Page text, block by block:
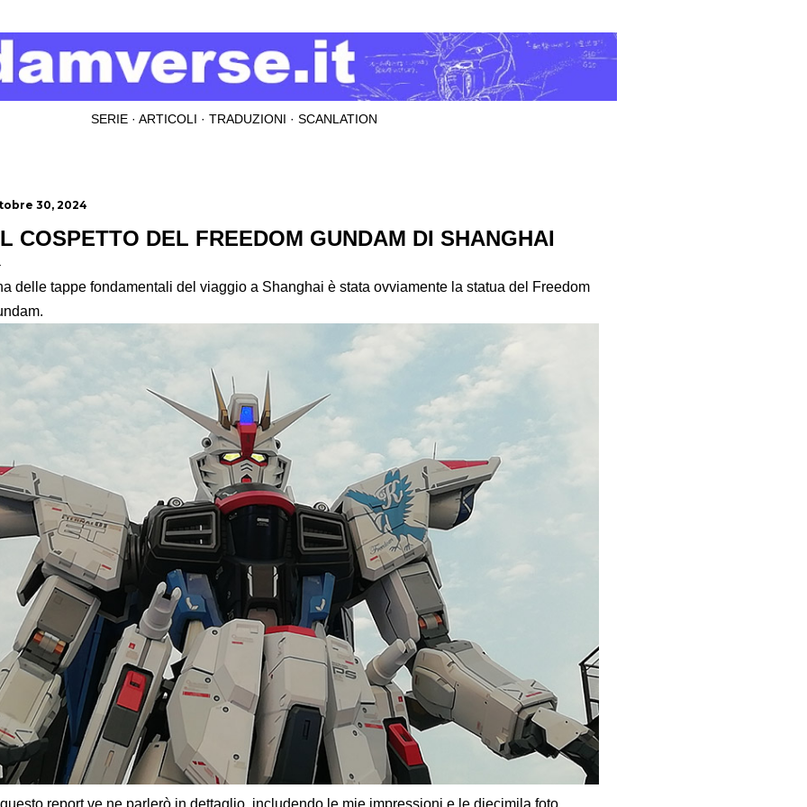
SERIE ARTICOLI TRADUZIONI SCANLATION
30, 2024
COSPETTO DEL FREEDOM GUNDAM DI SHANGHAI
delle tappe fondamentali del viaggio a Shanghai è stata ovviamente la statua del Freedom
report ve ne parlerò in dettaglio, includendo le mie impressioni e le diecimila foto